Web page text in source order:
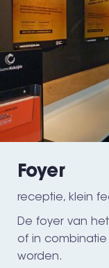
Foyer
receptie, klein
De foyer van
of in
worden.